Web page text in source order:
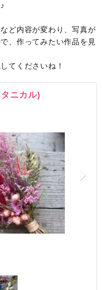
ど内容が変わり、写真が
、作ってみたい作品を見
てくださいね！
ニカル)